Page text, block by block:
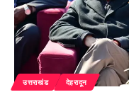
उत्तराखंड देहरादून